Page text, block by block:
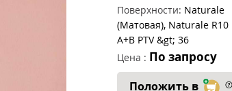
Поверхности: Naturale
(Матовая), Naturale R10
A+B PTV &gt; 36
Цена : По запросу
Положить в